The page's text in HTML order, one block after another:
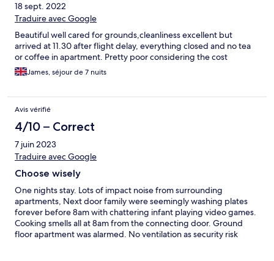
18 sept. 2022
Traduire avec Google
Beautiful well cared for grounds,cleanliness excellent but
arrived at 11.30 after flight delay, everything closed and no tea
or coffee in apartment. Pretty poor considering the cost
James, séjour de 7 nuits
Avis vérifié
4/10 – Correct
7 juin 2023
Traduire avec Google
Choose wisely
One nights stay. Lots of impact noise from surrounding
apartments, Next door family were seemingly washing plates
forever before 8am with chattering infant playing video games.
Cooking smells all at 8am from the connecting door. Ground
floor apartment was alarmed. No ventilation as security risk